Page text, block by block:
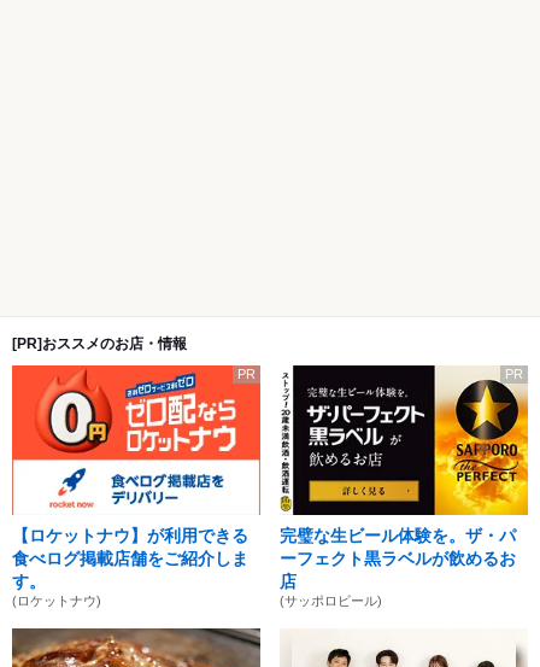
[PR]おススメのお店・情報
PR
【ロケットナウ】が利用できる
食べログ掲載店舗をご紹介しま
す。
(ロケットナウ)
PR
完璧な生ビール体験を。ザ・パ
ーフェクト黒ラベルが飲めるお
店
(サッポロビール)